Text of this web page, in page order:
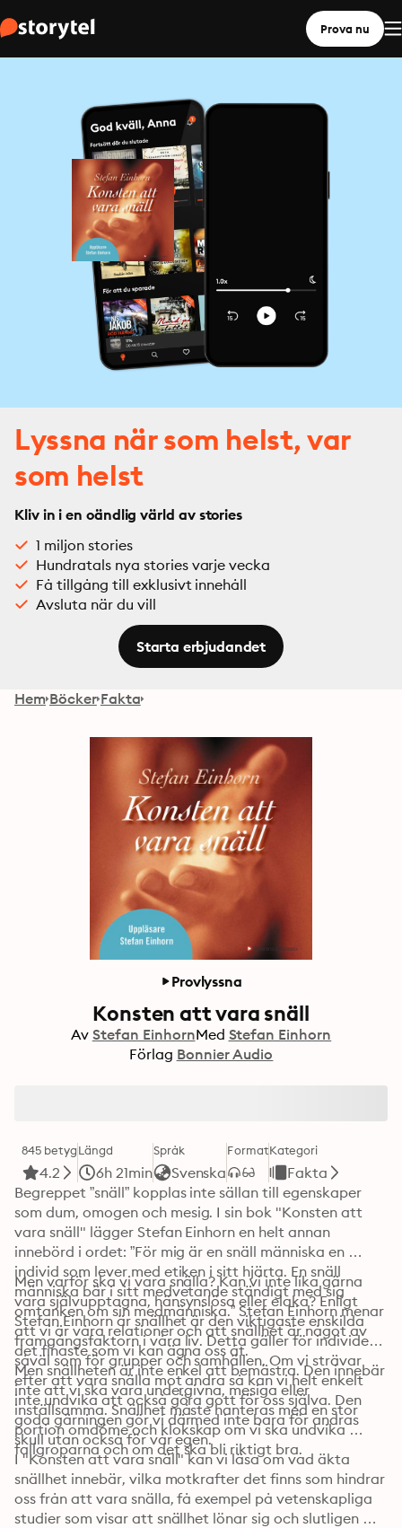
Prova nu
Lyssna när som helst, var
som helst
Kliv in i en oändlig värld av stories
1 miljon stories
Hundratals nya stories varje vecka
Få tillgång till exklusivt innehåll
Avsluta när du vill
Starta erbjudandet
Hem Böcker Fakta
Provlyssna
Konsten att vara snäll
Av Stefan EinhornMed Stefan Einhorn
Förlag Bonnier Audio
845 betyg
4.2
Längd
6h 21min
Språk
Svenska
FormatKategori
Fakta
Begreppet ”snäll” kopplas inte sällan till egenskaper
som dum, omogen och mesig. I sin bok "Konsten att
vara snäll" lägger Stefan Einhorn en helt annan
innebörd i ordet: ”För mig är en snäll människa en
individ som lever med etiken i sitt hjärta. En snäll
människa bär i sitt medvetande ständigt med sig
omtanken om sin medmänniska.” Stefan Einhorn menar
att vi är våra relationer och att snällhet är något av
det finaste som vi kan ägna oss åt.
Men varför ska vi vara snälla? Kan vi inte lika gärna
vara självupptagna, hänsynslösa eller elaka? Enligt
Stefan Einhorn är snällhet är den viktigaste enskilda
framgångsfaktorn i våra liv. Detta gäller för individer
såväl som för grupper och samhällen. Om vi strävar
efter att vara snälla mot andra så kan vi helt enkelt
inte undvika att också göra gott för oss själva. Den
goda gärningen gör vi därmed inte bara för andras
skull utan också för vår egen.
Men snällheten är inte enkel att bemästra. Den innebär
inte att vi ska vara undergivna, mesiga eller
inställsamma. Snällhet måste hanteras med en stor
portion omdöme och klokskap om vi ska undvika
fallgroparna och om det ska bli riktigt bra.
I "Konsten att vara snäll" kan vi läsa om vad äkta
snällhet innebär, vilka motkrafter det finns som hindrar
oss från att vara snälla, få exempel på vetenskapliga
studier som visar att snällhet lönar sig och slutligen